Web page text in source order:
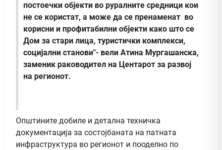
постоечки објекти во руралните средници кои
не се користат, а може да се пренаменат во
корисни и профитабилни објекти како што се
Дом за стари лица, туристички комплекси,
социјални станови"- вели Атина Мургашанска,
заменик раководител на Центарот за развој
на регионот.
Општините добиле и детална техничка
документација за состојбаната на патната
инфраструктура во регионот и пооделно по